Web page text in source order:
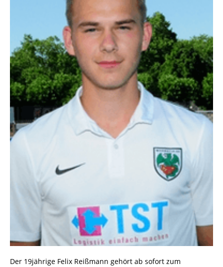
Der 19jährige Felix Reißmann gehört ab sofort zum